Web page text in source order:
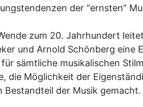
der “ernsten”
zum 20. Jahrhundert
und Arnold Schönberg eine
für sämtliche musikalischen
die Möglichkeit der
Bestandteil der Musik gemacht.